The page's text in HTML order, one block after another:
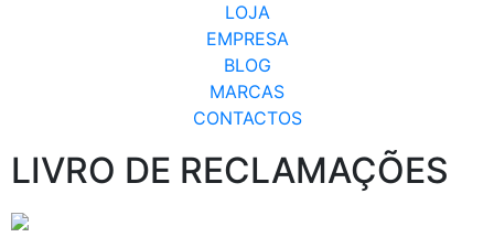
LOJA
EMPRESA
BLOG
MARCAS
CONTACTOS
LIVRO DE RECLAMAÇÕES